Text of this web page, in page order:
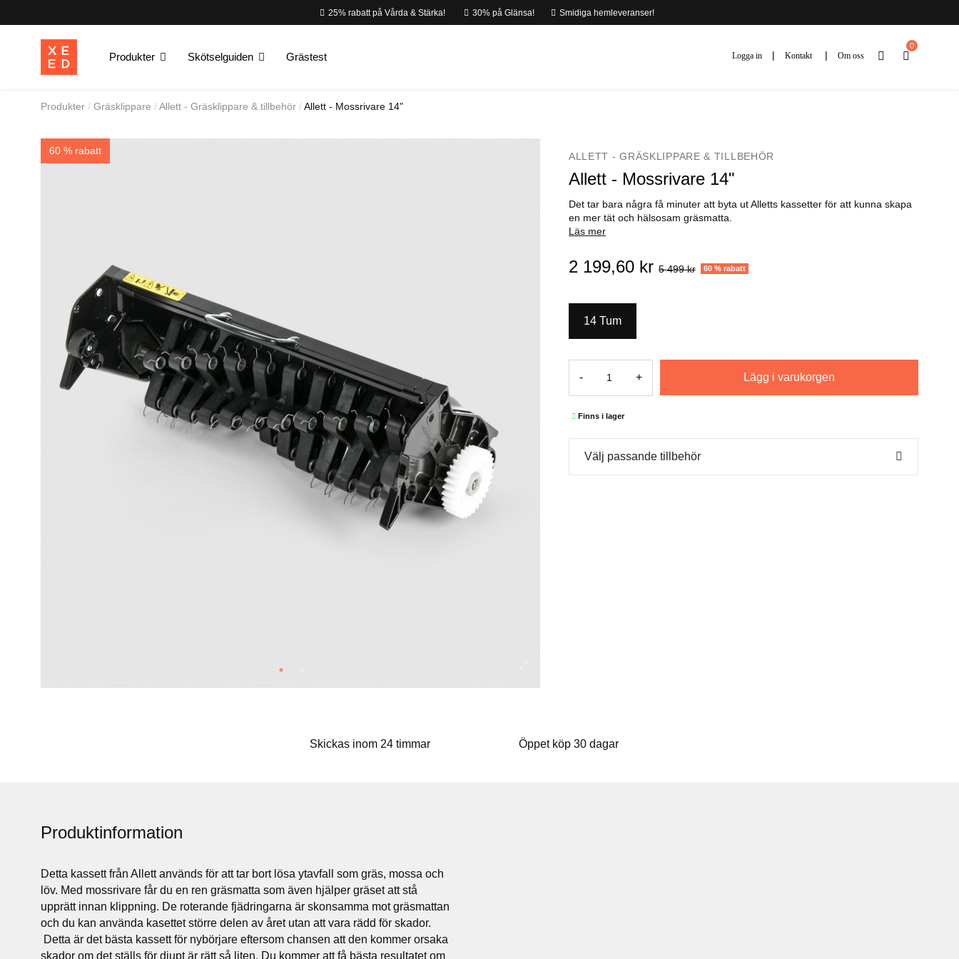
25% rabatt på Vårda & Stärka! 30% på Glänsa! Smidiga hemleveranser!
Produkter Skötselguiden Grästest Logga in Kontakt Om oss
0
Produkter Gräsklippare Allett - Gräsklippare & tillbehör Allett - Mossrivare 14"
60 % rabatt ALLETT - GRÄSKLIPPARE & TILLBEHÖR
Allett - Mossrivare 14"
Det tar bara några få minuter att byta ut Alletts kassetter för att kunna skapa
en mer tät och hälsosam gräsmatta.
Läs mer
2 199,60 kr 5 499 kr 60 % rabatt
14 Tum
- + Lägg i varukorgen
Finns i lager
Välj passande tillbehör
Skickas inom 24 timmar Öppet köp 30 dagar
Produktinformation
Detta kassett från Allett används för att tar bort lösa ytavfall som gräs, mossa och
löv. Med mossrivare får du en ren gräsmatta som även hjälper gräset att stå
upprätt innan klippning. De roterande fjädringarna är skonsamma mot gräsmattan
och du kan använda kasettet större delen av året utan att vara rädd för skador.
Detta är det bästa kassett för nybörjare eftersom chansen att den kommer orsaka
skador om det ställs för djupt är rätt så liten. Du kommer att få bästa resultatet om